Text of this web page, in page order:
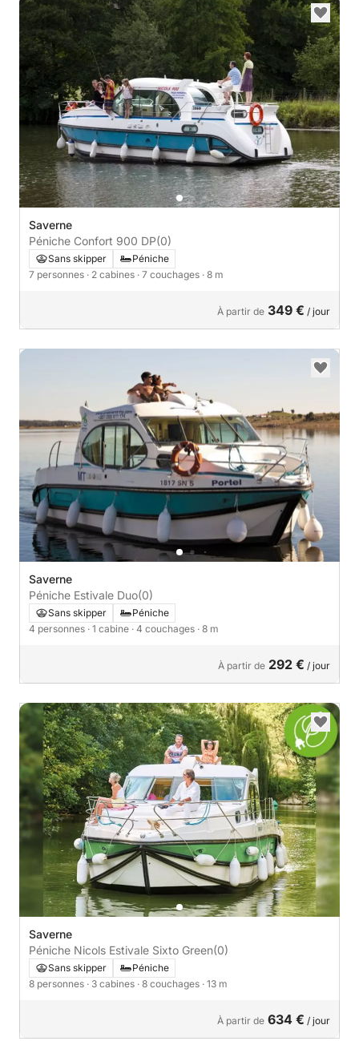
Saverne
Péniche Confort 900 DP(0)
Sans skipper
Péniche
7 personnes · 2 cabines · 7 couchages · 8 m
À partir de 349 € / jour
Saverne
Péniche Estivale Duo(0)
Sans skipper
Péniche
4 personnes · 1 cabine · 4 couchages · 8 m
À partir de 292 € / jour
Saverne
Péniche Nicols Estivale Sixto Green(0)
Sans skipper
Péniche
8 personnes · 3 cabines · 8 couchages · 13 m
À partir de 634 € / jour